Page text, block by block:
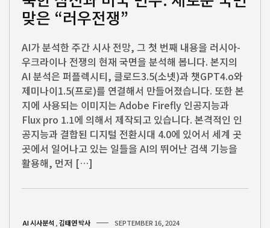
맞은 “러우전쟁”
AI가 분석한 주간 시사 전망, 그 첫 번째 내용을 러시아-
우크라이나 전쟁의 현재 국면을 분석해 봅니다. 본지의
AI 분석은 퍼플렉시티, 클로드3.5(소넷)과 챗GPT4.o와
제미나이1.5(프로)를 연결해서 만들어졌습니다. 또한 본
지에 사용되는 이미지는 Adobe Firefly 인공지능과
Flux pro 1.1에 의해서 제작되고 있습니다. 본격적인 인
공지능과 결합된 디지털 전환시대 4.0에 있어서 세계 곳
곳에서 일어나고 있는 일들을 AI의 뛰어난 검색 기능을
활용해, 먼저 […]
AI 시사분석 김태연 박사 SEPTEMBER 16, 2024